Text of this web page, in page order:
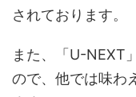
されております。
また、「U-NEXT
ので、他では味わ